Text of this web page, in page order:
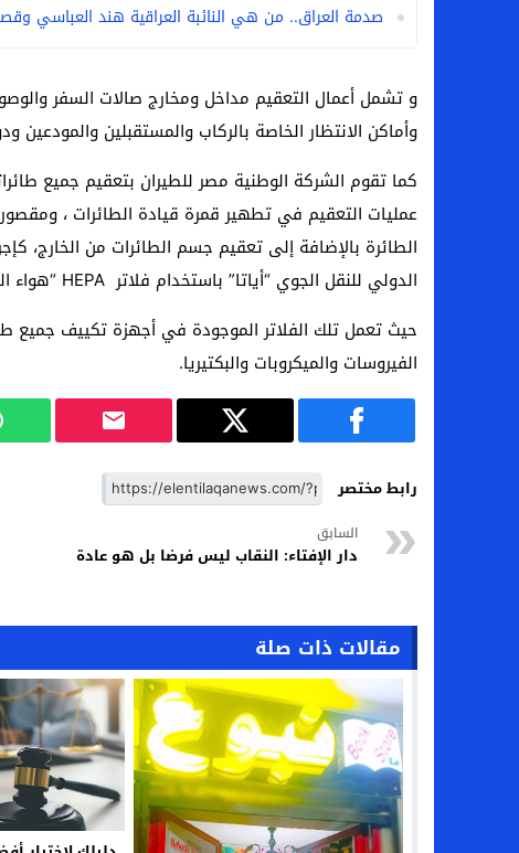
صدمة العراق.. من هي النائبة العراقية هند العباسي
و تشمل أعمال التعقيم مداخل ومخارج صالات السفر
وأماكن الانتظار الخاصة بالركاب والمستقبلين والمودعين
كما تقوم الشركة الوطنية مصر للطيران بتعقيم جميع
عمليات التعقيم في تطهير قمرة قيادة الطائرات ،
الطائرة بالإضافة إلى تعقيم جسم الطائرات من الخارج،
الدولي للنقل الجوي “أياتا” باستخدام فلاتر HEPA “هواء الجسيمات عالية الكفاءة”.
الفيروسات والميكروبات والبكتيريا.
رابط مختصر
السابق
دار الإفتاء: النقاب ليس فرضا بل هو عادة
مقالات ذات صلة